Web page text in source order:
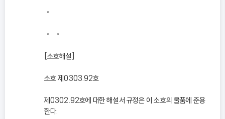
◦
◦ ◦
[소호해설]
소호 제0303.92호
제0302.92호에 대한 해설서 규정은 이 소호의 물품에 준용
한다.